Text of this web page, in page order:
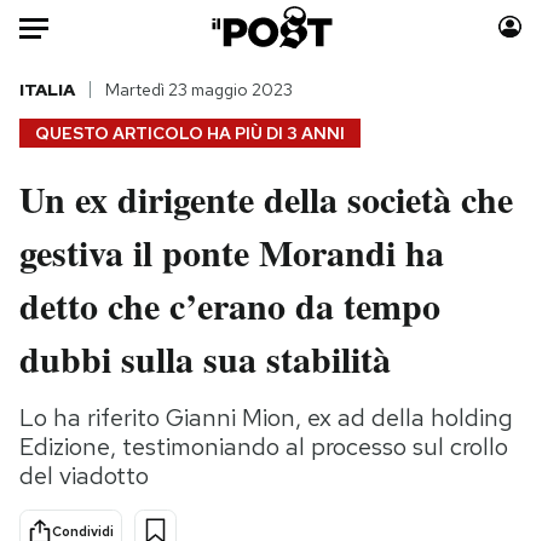
Auto
HOME
Italia
Politica
Tecnologia
Scienza
Cultura
Economia
Sport
Moda
Consumismi
Storie/Idee
Media
Europa
Altrecose
QUESTO ARTICOLO HA PIÙ DI 3 ANNI
ITALIA Martedì 23 maggio 2023
Un ex dirigente della società che
gestiva il ponte Morandi ha
detto che c’erano da tempo
dubbi sulla sua stabilità
Lo ha riferito Gianni Mion, ex ad della holding
Edizione, testimoniando al processo sul crollo
del viadotto
Condividi